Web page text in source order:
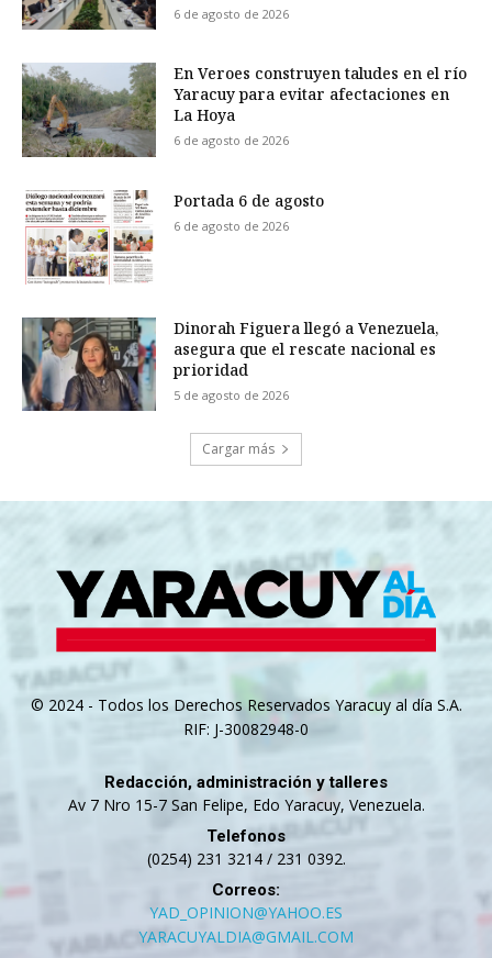
6 de agosto de 2026
En Veroes construyen taludes en el río
Yaracuy para evitar afectaciones en
La Hoya
6 de agosto de 2026
Portada 6 de agosto
6 de agosto de 2026
Dinorah Figuera llegó a Venezuela,
asegura que el rescate nacional es
prioridad
5 de agosto de 2026
Cargar más
© 2024 - Todos los Derechos Reservados Yaracuy al día S.A.
RIF: J-30082948-0
Redacción, administración y talleres
Av 7 Nro 15-7 San Felipe, Edo Yaracuy, Venezuela.
Telefonos
(0254) 231 3214 / 231 0392.
Correos:
YAD_OPINION@YAHOO.ES
YARACUYALDIA@GMAIL.COM